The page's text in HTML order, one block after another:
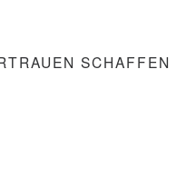
SCHAFFEN